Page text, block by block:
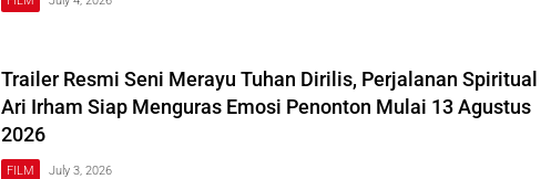
Trailer Resmi Seni Merayu Tuhan Dirilis, Perjalanan Spiritual
Ari Irham Siap Menguras Emosi Penonton Mulai 13 Agustus
2026
FILM July 3, 2026